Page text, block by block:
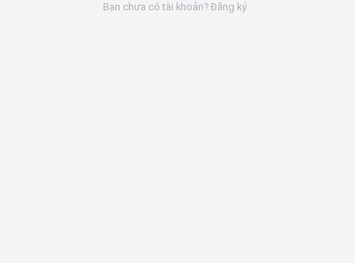
Bạn chưa có tài khoản? Đăng ký